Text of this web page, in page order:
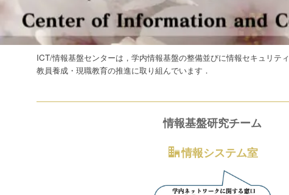
ICT/情報基盤センターは，学内情報基盤の整備並びに情報セキュリテ
教員養成・現職教育の推進に取り組んでいます．
情報基盤研究チーム
情報システム室